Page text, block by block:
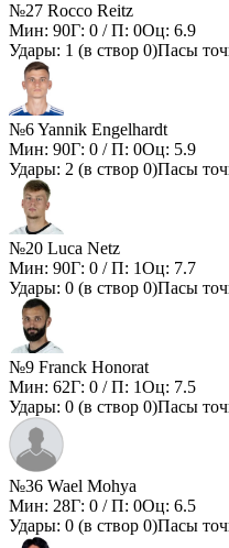
№27 Rocco Reitz
Мин: 90Г: 0 / П: 0Оц: 6.9
Удары: 1 (в створ 0)Пасы
№6 Yannik Engelhardt
Мин: 90Г: 0 / П: 0Оц: 5.9
Удары: 2 (в створ 0)Пасы
№20 Luca Netz
Мин: 90Г: 0 / П: 1Оц: 7.7
Удары: 0 (в створ 0)Пасы
№9 Franck Honorat
Мин: 62Г: 0 / П: 1Оц: 7.5
Удары: 0 (в створ 0)Пасы
№36 Wael Mohya
Мин: 28Г: 0 / П: 0Оц: 6.5
Удары: 0 (в створ 0)Пасы